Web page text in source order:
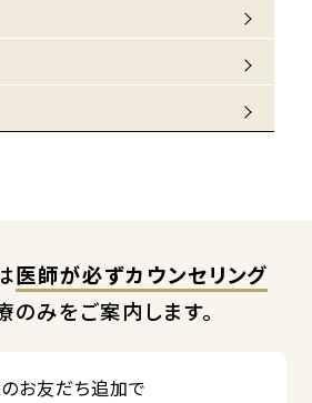
医師が必ずカウンセリング
みをご案内します。
お友だち追加で